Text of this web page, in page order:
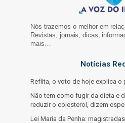
Nós trazemos o melhor em
Revistas, jornais, dicas,
mais…
Notícias
Reflita, o voto de hoje explica o
Não tem como fugir da dieta e
reduzir o colesterol, dizem
Lei Maria da Penha: